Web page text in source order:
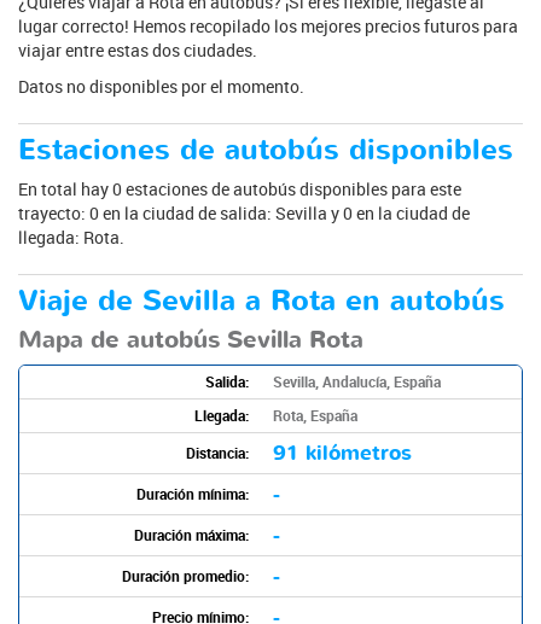
lugar correcto! Hemos recopilado los mejores precios futuros para
viajar entre estas dos ciudades.
Datos no disponibles por el momento.
Estaciones de autobús disponibles
En total hay 0 estaciones de autobús disponibles para este
trayecto: 0 en la ciudad de salida: Sevilla y 0 en la ciudad de
llegada: Rota.
Viaje de Sevilla a Rota en autobús
Mapa de autobús Sevilla Rota
Salida:
Sevilla, Andalucía, España
Llegada:
Rota, España
Distancia:
91 kilómetros
Duración mínima: -
Duración máxima: -
Duración promedio: -
Precio mínimo: -